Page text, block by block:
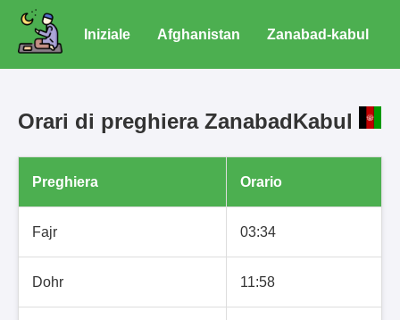
Iniziale Afghanistan Zanabad-kabul
Orari di preghiera ZanabadKabul
Preghiera Orario
Fajr 03:34
Dohr 11:58